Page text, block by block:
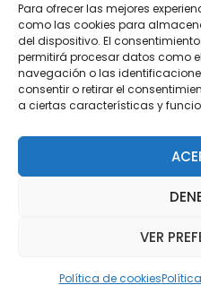
Para ofrecer las mejores
como las cookies para
del dispositivo. El
permitirá procesar datos como
navegación o las
consentir o retirar el
a ciertas características y
VER
Política de cookies
Plataforma 2.0
Acceso Cursos UNIR
Teléfono: (+34) 958
Teléfono: (+34) 618